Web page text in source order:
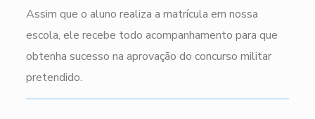
Assim que o aluno realiza a matrícula em nossa
escola, ele recebe todo acompanhamento para que
obtenha sucesso na aprovação do concurso militar
pretendido.